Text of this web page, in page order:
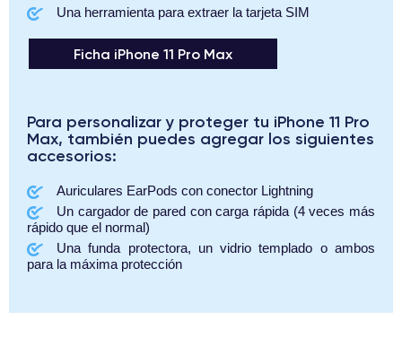
Una herramienta para extraer la tarjeta SIM
Ficha iPhone 11 Pro Max
Para personalizar y proteger tu iPhone 11 Pro
Max, también puedes agregar los siguientes
accesorios:
Auriculares EarPods con conector Lightning
Un cargador de pared con carga rápida (4 veces más
rápido que el normal)
Una funda protectora, un vidrio templado o ambos
para la máxima protección